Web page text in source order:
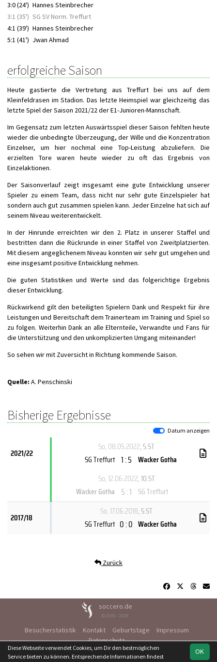
3:0 (24') Hannes Steinbrecher
3:1 (35') SG SV Norm. Treffurt
4:1 (39') Hannes Steinbrecher
5:1 (41') Jwan Ahmad
erfolgreiche Saison
Heute gastierte die Vertretung aus Treffurt bei uns auf dem
Kleinfeldrasen im Stadion. Das letzte Heimspiel war gleichzeitig das
letzte Spiel der Saison 2021/22 der E1-Junioren-Mannschaft.
Im Gegensatz zum letzten Auswärtsspiel dieser Saison fehlten heute
wieder die unbedingte Überzeugung, der Wille und die Konzentration
Einzelner, um hier nochmal eine Top-Leistung abzuliefern. Die
erzielten Tore waren heute wieder zu oft das Ergebnis von
Einzelaktionen.
Der Saisonverlauf zeigt insgesamt eine gute Entwicklung unserer
Spieler zu einem Team, dass nicht nur sehr gute Einzelspieler hat
sondern auch gut zusammen spielen kann. Jeder Einzelne hat sich auf
seinem Niveau weiterentwickelt.
In der Hinrunde erreichten wir den 2. Platz in unserer Staffel und
bestritten dann die Rückrunde in einer Staffel von Zweitplatzierten.
Mit diesem angeglichenem Niveau konnten wir sehr gut umgehen und
eine insgesamt positive Entwicklung nehmen.
Die guten Statistiken und Werte sind das folgerichtige Ergebnis
dieser Entwicklung.
Rückwirkend gilt den beteiligten Spielern Dank und Respekt für ihre
Leistungen und Bereitschaft dem Trainerteam im Training und Spiel so
zu folgen. Weiterhin Dank an alle Elternteile, Verwandte und Fans für
die Unterstützung und den unkomplizierten Umgang miteinander!
So sehen wir mit Zuversicht in Richtung kommende Saison.
Quelle: A. Penschinski
Bisherige Ergebnisse
Datum anzeigen
2021/22
So, 08.05.2022, 5.ST
SG Treffurt 1 : 5 Wacker Gotha
So, 12.06.2022, 10.ST
Wacker Gotha 5 : 1 SG Treffurt
2017/18
So, 17.06.2018, 5.ST
SG Treffurt 0 : 0 Wacker Gotha
Zurück
soccero.de
© 2006 - 2026
Besucherstatistik Kontakt Geburtstage
Impressum
Datenschutz
OK
Diese Webseite verwendet Cookies, um Dir den bestmöglichen
Service bieten zu können. Entsprechende Informationen findest